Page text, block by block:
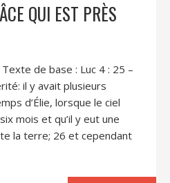
QUI EST PRÈS
Texte de base : Luc 4 : 25 –
il y avait plusieurs
d’Élie, lorsque le ciel
mois et qu’il y eut une
la terre; 26 et cependant